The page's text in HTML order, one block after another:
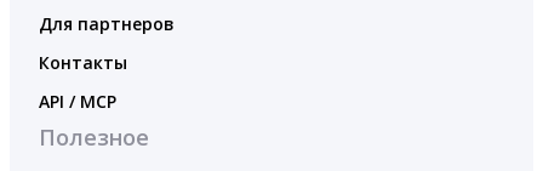
Для партнеров
Контакты
API / MCP
Полезное